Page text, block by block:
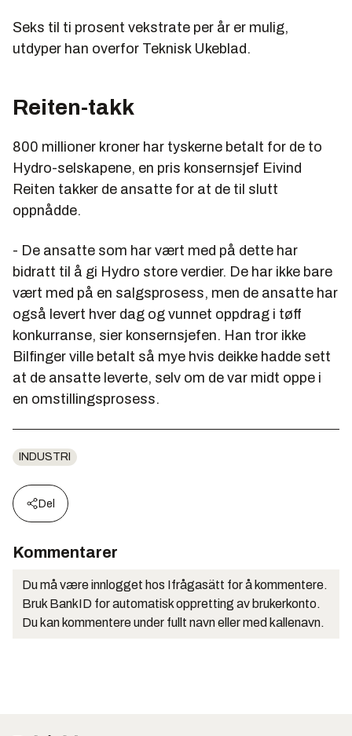
Seks til ti prosent vekstrate per år er mulig,
utdyper han overfor Teknisk Ukeblad.
Reiten-takk
800 millioner kroner har tyskerne betalt for de to
Hydro-selskapene, en pris konsernsjef Eivind
Reiten takker de ansatte for at de til slutt
oppnådde.
- De ansatte som har vært med på dette har
bidratt til å gi Hydro store verdier. De har ikke bare
vært med på en salgsprosess, men de ansatte har
også levert hver dag og vunnet oppdrag i tøff
konkurranse, sier konsernsjefen. Han tror ikke
Bilfinger ville betalt så mye hvis deikke hadde sett
at de ansatte leverte, selv om de var midt oppe i
en omstillingsprosess.
INDUSTRI
Del
Kommentarer
Du må være innlogget hos Ifrågasätt for å kommentere.
Bruk BankID for automatisk oppretting av brukerkonto.
Du kan kommentere under fullt navn eller med kallenavn.